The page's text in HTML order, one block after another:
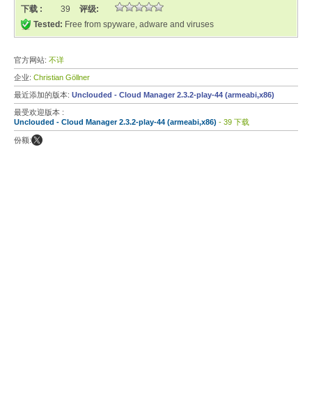
下载 :
39
评级:
Tested: Free from spyware, adware and viruses
官方网站: 不详
企业: Christian Göllner
最近添加的版本: Unclouded - Cloud Manager 2.3.2-play-44 (armeabi,x86)
最受欢迎版本 :
Unclouded - Cloud Manager 2.3.2-play-44 (armeabi,x86) - 39 下载
份额: